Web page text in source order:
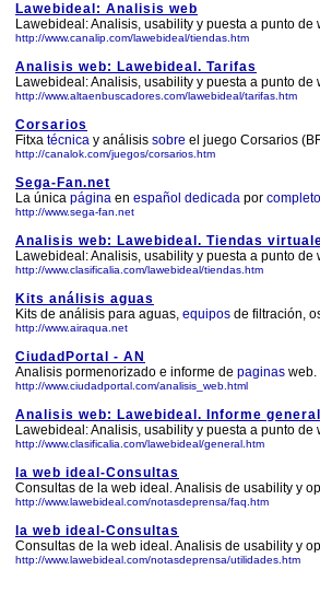
Lawebideal: Analisis web
Lawebideal: Analisis, usability y puesta a punto
http://www.canalip.com/lawebideal/tiendas.htm
Analisis web: Lawebideal. Tarifas
Lawebideal: Analisis, usability y puesta a punto
http://www.altaenbuscadores.com/lawebideal/tarifas.htm
Corsarios
Fitxa técnica y análisis sobre el juego Corsarios
http://canalok.com/juegos/corsarios.htm
Sega-Fan.net
La única página en español dedicada por completo
http://www.sega-fan.net
Analisis web: Lawebideal. Tiendas
Lawebideal: Analisis, usability y puesta a punto
http://www.clasificalia.com/lawebideal/tiendas.htm
Kits análisis aguas
Kits de análisis para aguas, equipos de filtración,
http://www.airaqua.net
CiudadPortal - AN
Analisis pormenorizado e informe de paginas web.
http://www.ciudadportal.com/analisis_web.html
Analisis web: Lawebideal. Informe general
Lawebideal: Analisis, usability y puesta a punto
http://www.clasificalia.com/lawebideal/general.htm
la web ideal-Consultas
Consultas de la web ideal. Analisis de usability y
http://www.lawebideal.com/notasdeprensa/faq.htm
la web ideal-Consultas
Consultas de la web ideal. Analisis de usability y
http://www.lawebideal.com/notasdeprensa/utilidades.htm